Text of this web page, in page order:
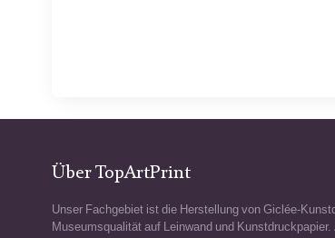
Über TopArtPrint
Unser Fachgebiet ist die Herstellung von Giclée-
Museumsqualität auf Leinwand und Kunstdruckpapier.